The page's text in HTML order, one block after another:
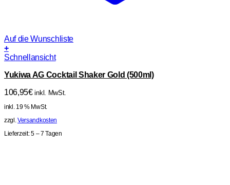
Auf die Wunschliste
+
Schnellansicht
Yukiwa AG Cocktail Shaker Gold (500ml)
106,95€ inkl. MwSt.
inkl. 19 % MwSt.
zzgl.Versandkosten
Lieferzeit:5 – 7 Tagen